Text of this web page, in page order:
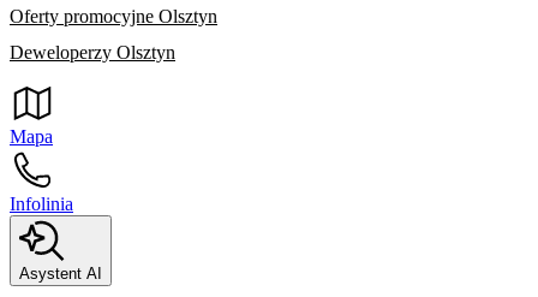
Oferty promocyjne Olsztyn
Deweloperzy Olsztyn
Mapa
Infolinia
Asystent AI